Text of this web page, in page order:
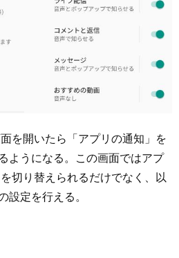
を開いたら「アプリの通知」を
ようになる。この画面ではアプ
切り替えられるだけでなく、以
設定を行える。